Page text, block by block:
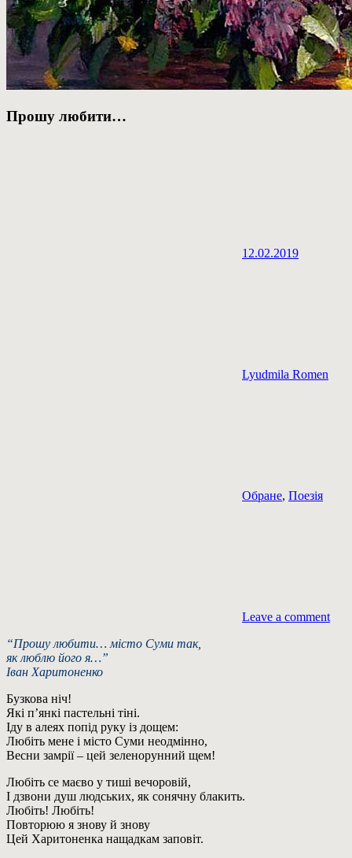
Прошу любити…
12.02.2019
Lyudmila Romen
Обране, Поезія
Leave a comment
“Прошу любити… місто Суми так,
як люблю його я…”
Іван Харитоненко
Бузкова ніч!
Які п’янкі пастельні тіні.
Іду в алеях попід руку із дощем:
Любіть мене і місто Суми неодмінно,
Весни замрії – цей зеленорунний щем!
Любіть се маєво у тиші вечоровій,
І дзвони душ людських, як сонячну блакить.
Любіть! Любіть!
Повторюю я знову й знову
Цей Харитоненка нащадкам заповіт.